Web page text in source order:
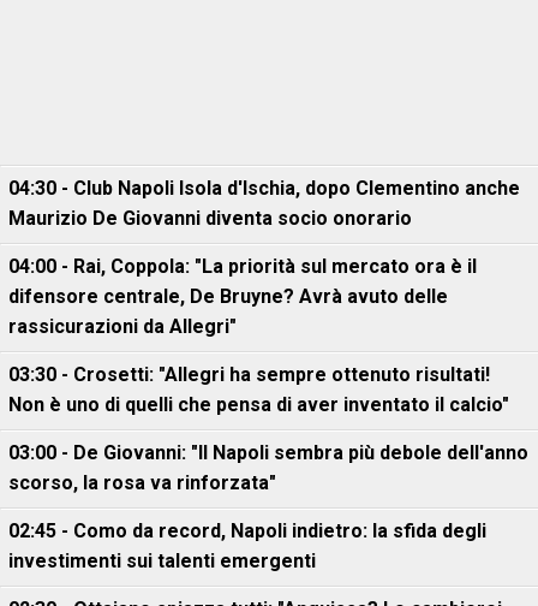
04:30 - Club Napoli Isola d'Ischia, dopo Clementino anche
Maurizio De Giovanni diventa socio onorario
04:00 - Rai, Coppola: "La priorità sul mercato ora è il
difensore centrale, De Bruyne? Avrà avuto delle
rassicurazioni da Allegri"
03:30 - Crosetti: "Allegri ha sempre ottenuto risultati!
Non è uno di quelli che pensa di aver inventato il calcio"
03:00 - De Giovanni: "Il Napoli sembra più debole dell'anno
scorso, la rosa va rinforzata"
02:45 - Como da record, Napoli indietro: la sfida degli
investimenti sui talenti emergenti